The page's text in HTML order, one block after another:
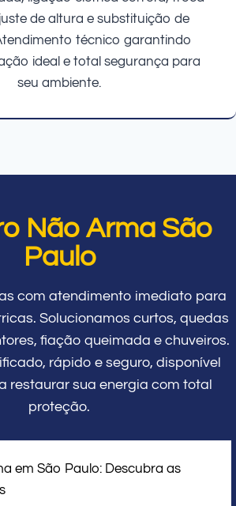
de altura e substituição de
técnico garantindo
ideal e total segurança para
seu ambiente.
Não Arma São
Paulo
com atendimento imediato para
Solucionamos curtos, quedas
fiação queimada e chuveiros.
rápido e seguro, disponível
restaurar sua energia com total
proteção.
em São Paulo: Descubra as